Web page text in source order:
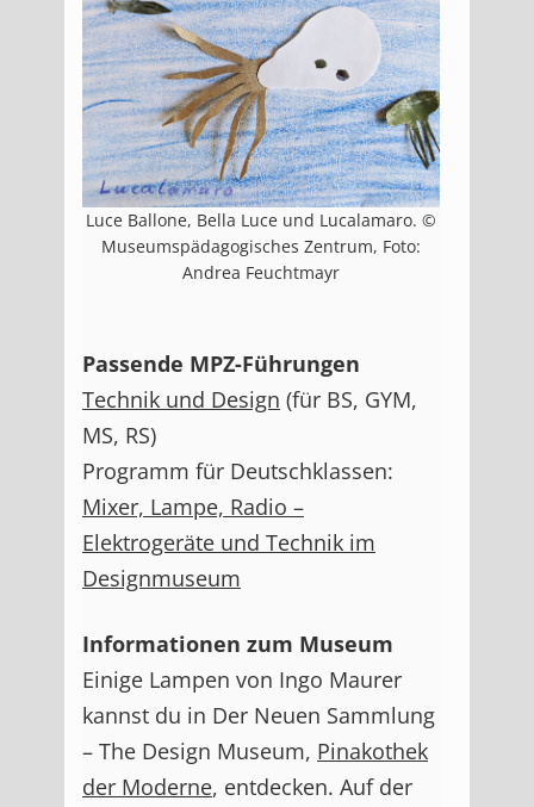
Luce Ballone, Bella Luce und Lucalamaro. ©
Museumspädagogisches Zentrum, Foto:
Andrea Feuchtmayr
Passende MPZ-Führungen
Technik und Design (für BS, GYM,
MS, RS)
Programm für Deutschklassen:
Mixer, Lampe, Radio –
Elektrogeräte und Technik im
Designmuseum
Informationen zum Museum
Einige Lampen von Ingo Maurer
kannst du in Der Neuen Sammlung
– The Design Museum, Pinakothek
der Moderne, entdecken. Auf der